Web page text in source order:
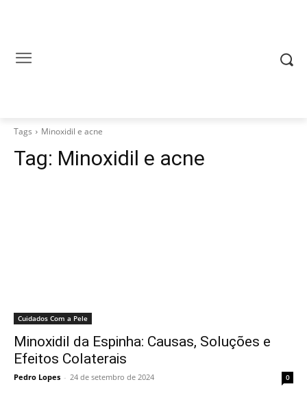
Tags Minoxidil e acne
Tag: Minoxidil e acne
Cuidados Com a Pele
Minoxidil da Espinha: Causas, Soluções e
Efeitos Colaterais
Pedro Lopes - 24 de setembro de 2024 0